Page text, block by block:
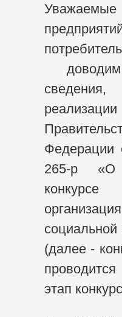
Федерации
265-р «О
(далее -
этап